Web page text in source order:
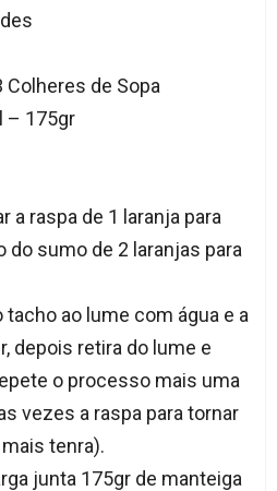
Colheres de Sopa
– 175gr
a raspa de 1 laranja para
do sumo de 2 laranjas para
tacho ao lume com água e a
depois retira do lume e
o processo mais uma
vezes a raspa para tornar
tenra).
junta 175gr de manteiga